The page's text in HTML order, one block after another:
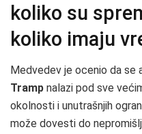
koliko su
koliko imaju
Medvedev je ocenio da se
Tramp nalazi pod sve
okolnosti i unutrašnjih
može dovesti do